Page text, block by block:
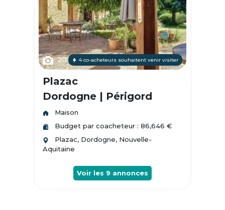
20 4 co-acheteurs souhaitent venir visiter
Plazac
Dordogne | Périgord
Maison
Budget par coacheteur : 86,646 €
Plazac, Dordogne, Nouvelle-
Aquitaine
Voir les 9 annonces